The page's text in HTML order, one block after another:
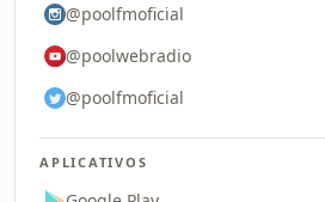
@poolfmoficial
@poolwebradio
@poolfmoficial
APLICATIVOS